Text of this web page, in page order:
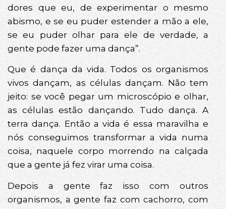
dores que eu, de experimentar o mesmo
abismo, e se eu puder estender a mão a ele,
se eu puder olhar para ele de verdade, a
gente pode fazer uma dança”.
Que é dança da vida. Todos os organismos
vivos dançam, as células dançam. Não tem
jeito: se você pegar um microscópio e olhar,
as células estão dançando. Tudo dança. A
terra dança. Então a vida é essa maravilha e
nós conseguimos transformar a vida numa
coisa, naquele corpo morrendo na calçada
que a gente já fez virar uma coisa.
Depois a gente faz isso com outros
organismos, a gente faz com cachorro, com